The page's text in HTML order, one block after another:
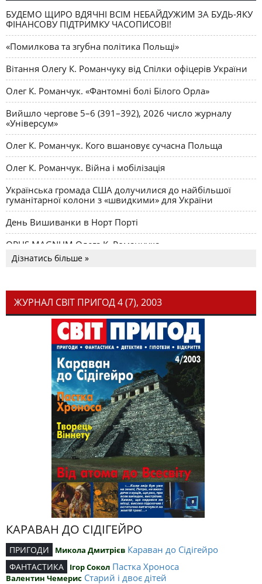
БУДЕМО ЩИРО ВДЯЧНІ ВСІМ НЕБАЙДУЖИМ ЗА БУДЬ-ЯКУ
ФІНАНСОВУ ПІДТРИМКУ ЧАСОПИСОВІ!
«Помилкова та згубна політика Польщі»
Вітання Олегу К. Романчуку від Спілки офіцерів України
Олег К. Романчук. «Фантомні болі Білого Орла»
Вийшло чергове 5–6 (391–392), 2026 число журналу
«Універсум»
Олег К. Романчук. Кого вшановує сучасна Польща
Олег К. Романчук. Війна і мобілізація
Українська громада США долучилися до найбільшої
гуманітарної колони з «швидкими» для України
День Вишиванки в Норт Порті
OPUS MAGNUM Олега К. Романчука
Дізнатись більше »
ЖУРНАЛ СВІТ ПРИГОД 4 (7), 2003
КАРАВАН ДО СІДІГЕЙРО
ПРИГОДИ Микола Дмитрієв Караван до Сідігейро
ФАНТАСТИКА Ігор Сокол Пастка Хроноса
Валентин Чемерис Старий і двоє дітей